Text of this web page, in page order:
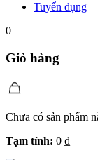
Tuyển dụng
0
Giỏ hàng
Chưa có sản phẩm
Tạm tính: 0 ₫